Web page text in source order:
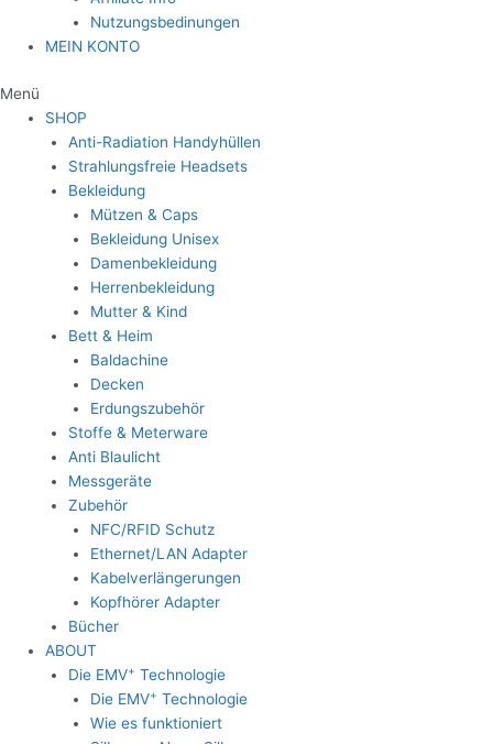
Nutzungsbedinungen
MEIN KONTO
Menü
SHOP
Anti-Radiation Handyhüllen
Strahlungsfreie Headsets
Bekleidung
Mützen & Caps
Bekleidung Unisex
Damenbekleidung
Herrenbekleidung
Mutter & Kind
Bett & Heim
Baldachine
Decken
Erdungszubehör
Stoffe & Meterware
Anti Blaulicht
Messgeräte
Zubehör
NFC/RFID Schutz
Ethernet/LAN Adapter
Kabelverlängerungen
Kopfhörer Adapter
Bücher
ABOUT
Die EMV+ Technologie
Die EMV+ Technologie
Wie es funktioniert